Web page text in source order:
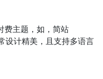
费主题，如，简站
计精美，且支持多语言